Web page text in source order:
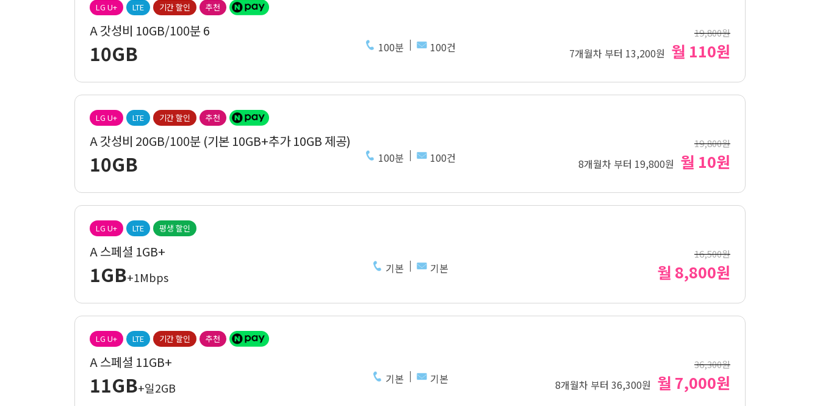
LG U+ LTE 기간 할인 추천
A 갓성비 10GB/100분 6 19,800원
10GB 100분 100건 7개월차 부터 13,200원 월 110원
LG U+ LTE 기간 할인 추천
A 갓성비 20GB/100분 (기본 10GB+추가 10GB 제공) 19,800원
10GB 100분 100건 8개월차 부터 19,800원 월 10원
LG U+ LTE 평생 할인
A 스페셜 1GB+ 16,500원
1GB+1Mbps
기본 기본 월 8,800원
LG U+ LTE 기간 할인 추천
A 스페셜 11GB+ 36,300원
11GB+일2GB
기본 기본 8개월차 부터 36,300원 월 7,000원